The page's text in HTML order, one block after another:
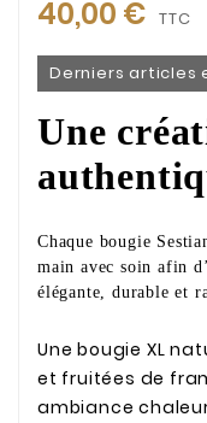
40,00 € TTC
Derniers articles
Une
Chaque bougie
main avec soin afin
élégante, durable et
Une bougie XL
et fruitées de
ambiance